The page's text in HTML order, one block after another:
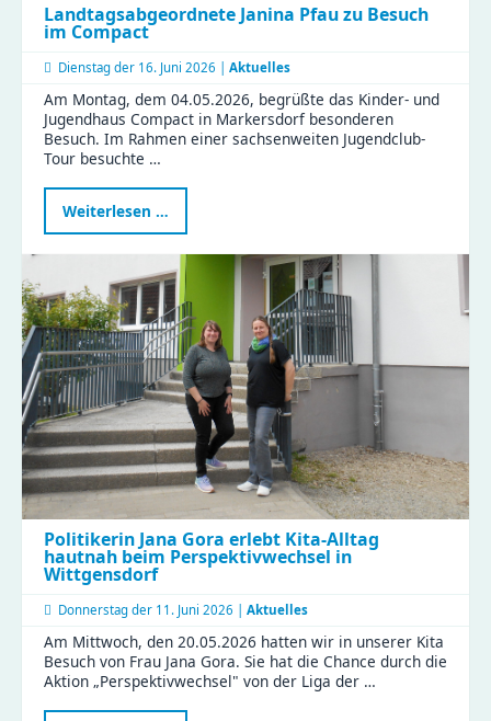
Landtagsabgeordnete Janina Pfau zu Besuch
im Compact
Dienstag der 16. Juni 2026 | Aktuelles
Am Montag, dem 04.05.2026, begrüßte das Kinder- und
Jugendhaus Compact in Markersdorf besonderen
Besuch. Im Rahmen einer sachsenweiten Jugendclub-
Tour besuchte …
Weiterlesen …
Janina
zu
Besuch
im
Compact
Politikerin Jana Gora erlebt Kita-Alltag
hautnah beim Perspektivwechsel in
Wittgensdorf
Donnerstag der 11. Juni 2026 | Aktuelles
Am Mittwoch, den 20.05.2026 hatten wir in unserer Kita
Besuch von Frau Jana Gora. Sie hat die Chance durch die
Aktion „Perspektivwechsel" von der Liga der …